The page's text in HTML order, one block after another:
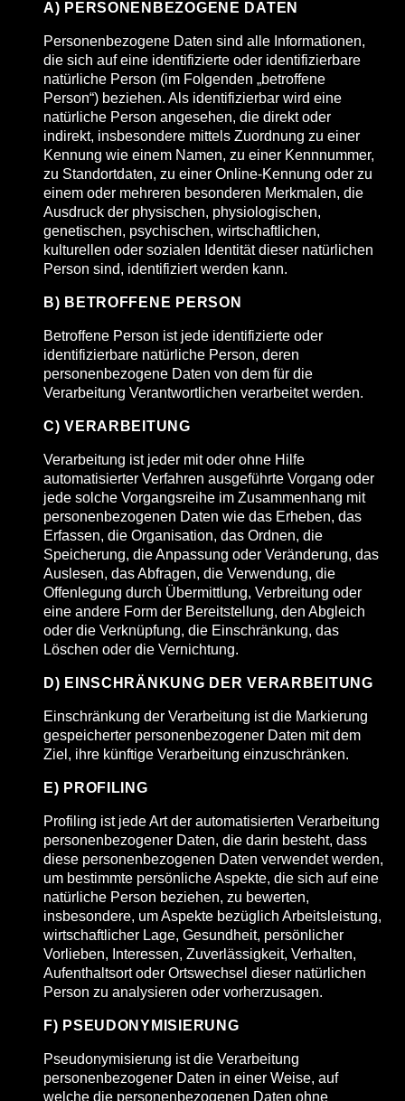
A) PERSONENBEZOGENE DATEN
Personenbezogene Daten sind alle Informationen,
die sich auf eine identifizierte oder identifizierbare
natürliche Person (im Folgenden „betroffene
Person“) beziehen. Als identifizierbar wird eine
natürliche Person angesehen, die direkt oder
indirekt, insbesondere mittels Zuordnung zu einer
Kennung wie einem Namen, zu einer Kennnummer,
zu Standortdaten, zu einer Online-Kennung oder zu
einem oder mehreren besonderen Merkmalen, die
Ausdruck der physischen, physiologischen,
genetischen, psychischen, wirtschaftlichen,
kulturellen oder sozialen Identität dieser natürlichen
Person sind, identifiziert werden kann.
B) BETROFFENE PERSON
Betroffene Person ist jede identifizierte oder
identifizierbare natürliche Person, deren
personenbezogene Daten von dem für die
Verarbeitung Verantwortlichen verarbeitet werden.
C) VERARBEITUNG
Verarbeitung ist jeder mit oder ohne Hilfe
automatisierter Verfahren ausgeführte Vorgang oder
jede solche Vorgangsreihe im Zusammenhang mit
personenbezogenen Daten wie das Erheben, das
Erfassen, die Organisation, das Ordnen, die
Speicherung, die Anpassung oder Veränderung, das
Auslesen, das Abfragen, die Verwendung, die
Offenlegung durch Übermittlung, Verbreitung oder
eine andere Form der Bereitstellung, den Abgleich
oder die Verknüpfung, die Einschränkung, das
Löschen oder die Vernichtung.
D) EINSCHRÄNKUNG DER VERARBEITUNG
Einschränkung der Verarbeitung ist die Markierung
gespeicherter personenbezogener Daten mit dem
Ziel, ihre künftige Verarbeitung einzuschränken.
E) PROFILING
Profiling ist jede Art der automatisierten Verarbeitung
personenbezogener Daten, die darin besteht, dass
diese personenbezogenen Daten verwendet werden,
um bestimmte persönliche Aspekte, die sich auf eine
natürliche Person beziehen, zu bewerten,
insbesondere, um Aspekte bezüglich Arbeitsleistung,
wirtschaftlicher Lage, Gesundheit, persönlicher
Vorlieben, Interessen, Zuverlässigkeit, Verhalten,
Aufenthaltsort oder Ortswechsel dieser natürlichen
Person zu analysieren oder vorherzusagen.
F) PSEUDONYMISIERUNG
Pseudonymisierung ist die Verarbeitung
personenbezogener Daten in einer Weise, auf
welche die personenbezogenen Daten ohne